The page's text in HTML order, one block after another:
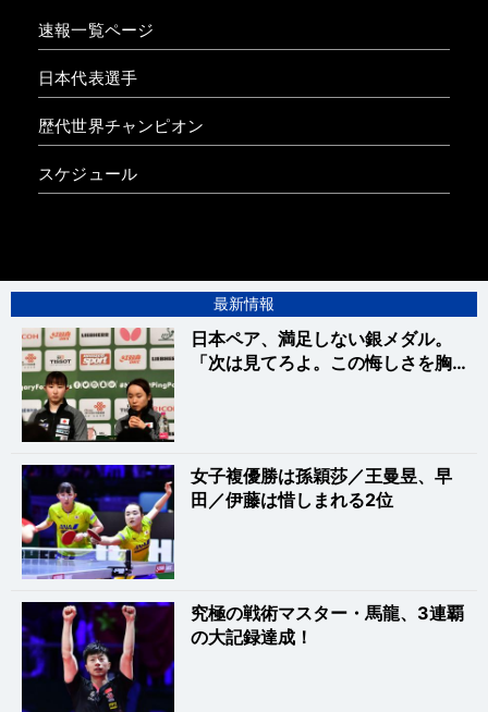
速報一覧ページ
日本代表選手
歴代世界チャンピオン
スケジュール
最新情報
日本ペア、満足しない銀メダル。
「次は見てろよ。この悔しさを胸…
女子複優勝は孫穎莎／王曼昱、早
田／伊藤は惜しまれる2位
究極の戦術マスター・馬龍、3連覇
の大記録達成！